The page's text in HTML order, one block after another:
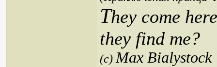
They come
they find me?
(c)Max Bialystock